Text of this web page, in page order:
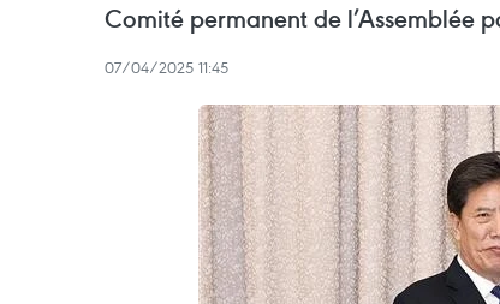
Comité permanent de l’Assemblée
07/04/2025 11:45